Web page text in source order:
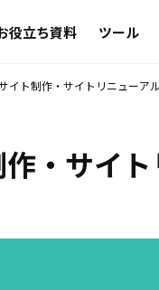
役立ち資料 ツール
イト制作・サイトリニューアル
・サイ